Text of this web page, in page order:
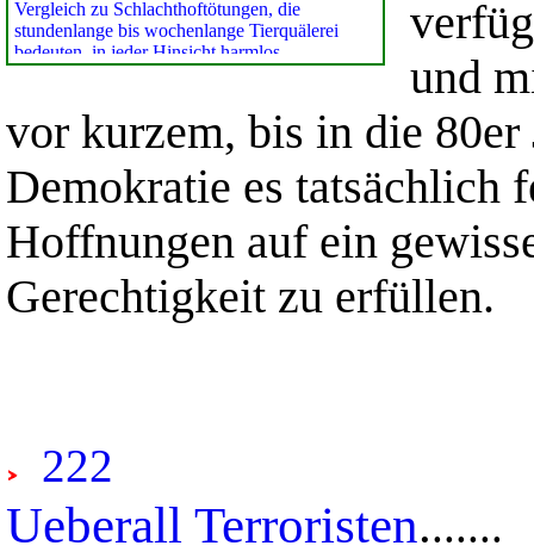
und
vor kurzem, bis in die 80er
Demokratie es tatsächlich
Hoffnungen auf ein
Gerechtigkeit zu erfüllen.
222
Ueberall Terroristen.......